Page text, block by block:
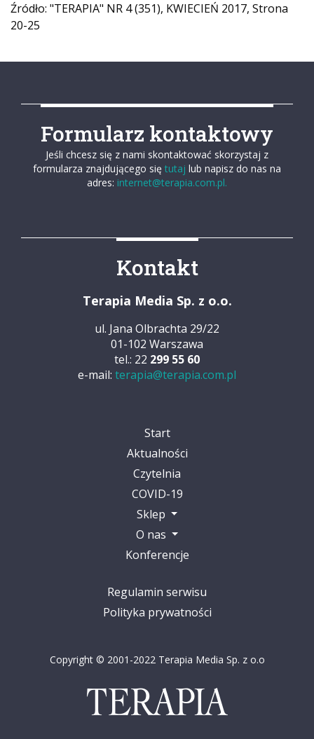
Źródło: "TERAPIA" NR 4 (351), KWIECIEŃ 2017, Strona
20-25
Formularz kontaktowy
Jeśli chcesz się z nami skontaktować skorzystaj z
formularza znajdującego się tutaj lub napisz do nas na
adres: internet@terapia.com.pl.
Kontakt
Terapia Media Sp. z o.o.
ul. Jana Olbrachta 29/22
01-102 Warszawa
tel.: 22 299 55 60
e-mail: terapia@terapia.com.pl
Start
Aktualności
Czytelnia
COVID-19
Sklep
O nas
Konferencje
Regulamin serwisu
Polityka prywatności
Copyright © 2001-2022 Terapia Media Sp. z o.o